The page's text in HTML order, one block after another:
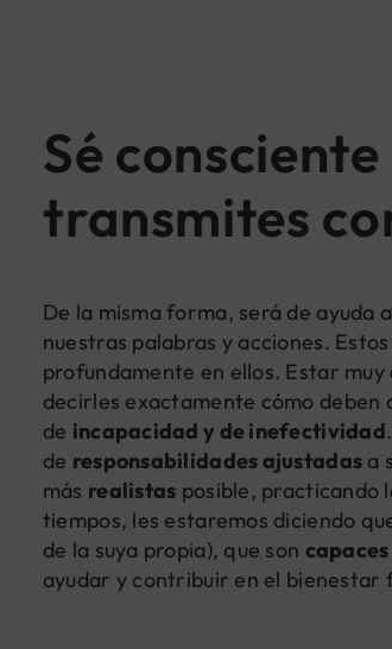
Sé
transmites
De la misma forma, será de ayuda
nuestras palabras y acciones.
profundamente en ellos. Estar
decirles exactamente cómo deben
de incapacidad y de inefectividad
de responsabilidades ajustadas a
más realistas posible, practicando
tiempos, les estaremos diciendo
de la suya propia), que son capaces
ayudar y contribuir en el bienestar